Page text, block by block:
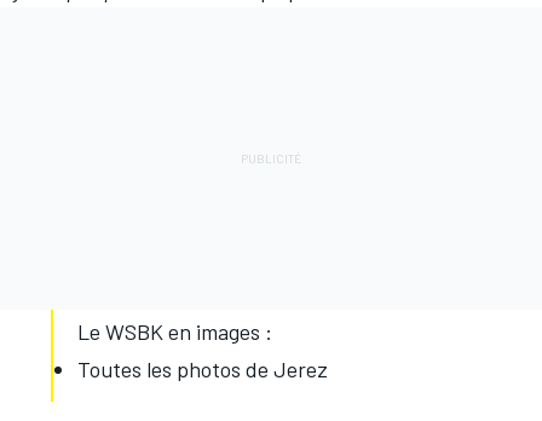
Le WSBK en images :
Toutes les photos de Jerez